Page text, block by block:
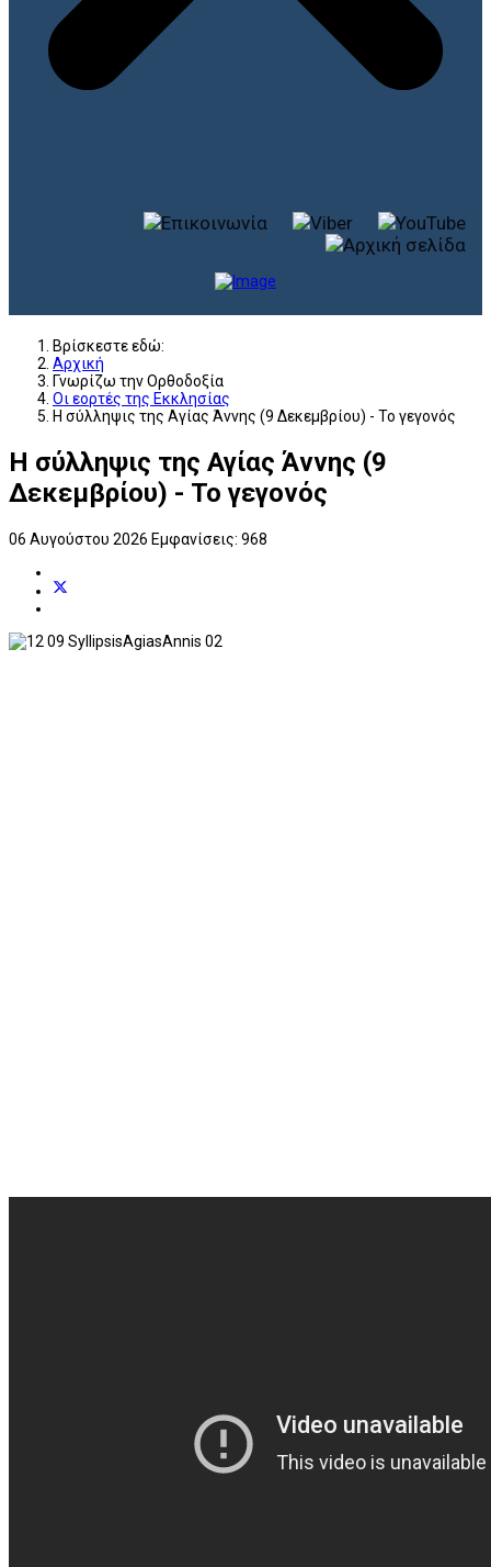
Βρίσκεστε εδώ:
Αρχική
Γνωρίζω την Ορθοδοξία
Οι εορτές της Εκκλησίας
Η σύλληψις της Αγίας Άννης (9 Δεκεμβρίου) - Το γεγονός
Η σύλληψις της Αγίας Άννης (9
Δεκεμβρίου) - Το γεγονός
06 Αυγούστου 2026 Εμφανίσεις: 968